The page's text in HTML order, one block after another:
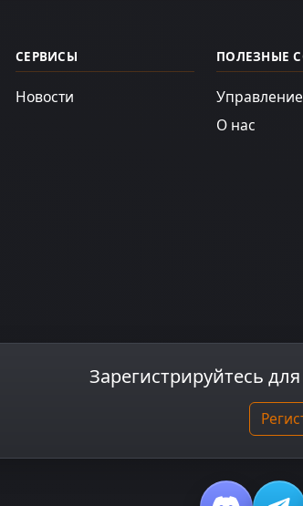
СЕРВИСЫ
Новости
ПОЛЕЗНЫЕ
О нас
Зарегистрируйтесь